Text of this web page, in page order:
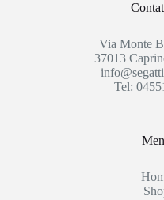
Via Monte
37013
Tel: